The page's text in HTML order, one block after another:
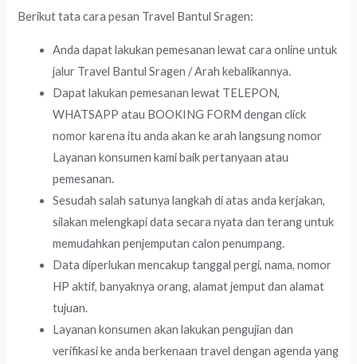
Berikut tata cara pesan Travel Bantul Sragen:
Anda dapat lakukan pemesanan lewat cara online untuk
jalur Travel Bantul Sragen / Arah kebalikannya.
Dapat lakukan pemesanan lewat TELEPON,
WHATSAPP atau BOOKING FORM dengan click
nomor karena itu anda akan ke arah langsung nomor
Layanan konsumen kami baik pertanyaan atau
pemesanan.
Sesudah salah satunya langkah di atas anda kerjakan,
silakan melengkapi data secara nyata dan terang untuk
memudahkan penjemputan calon penumpang.
Data diperlukan mencakup tanggal pergi, nama, nomor
HP aktif, banyaknya orang, alamat jemput dan alamat
tujuan.
Layanan konsumen akan lakukan pengujian dan
verifikasi ke anda berkenaan travel dengan agenda yang